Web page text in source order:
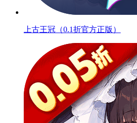
上古王冠（0.1折官方正版）